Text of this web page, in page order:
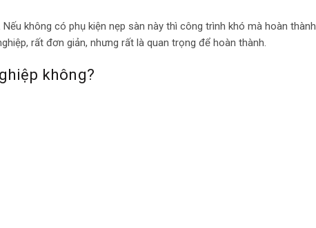
không có phụ kiện nẹp sàn này thì công trình khó mà hoàn
rất đơn giản, nhưng rất là quan trọng để hoàn thành.
không?